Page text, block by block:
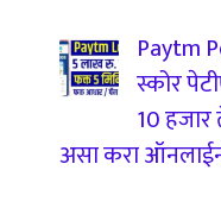
Paytm
स्कोर
10
असा करा